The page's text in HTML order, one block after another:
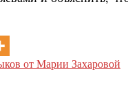
от Марии Захаровой